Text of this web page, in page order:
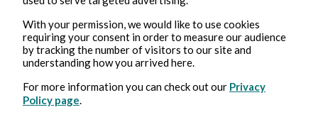
With your permission, we would like to use cookies
requiring your consent in order to measure our audience
by tracking the number of visitors to our site and
understanding how you arrived here.
For more information you can check out our Privacy
Policy page